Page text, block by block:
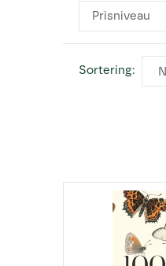
Prisniveau
Sortering: